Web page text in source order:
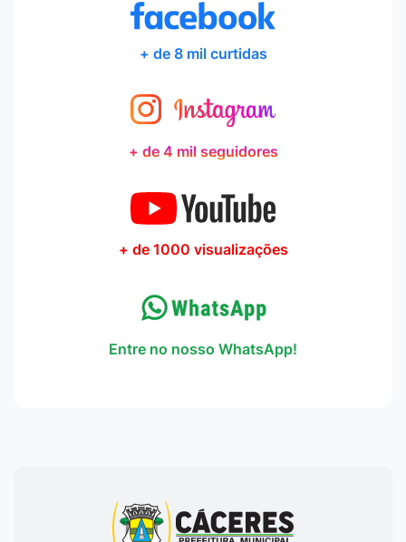
+ de 8 mil curtidas
+ de 4 mil seguidores
+ de 1000 visualizações
Entre no nosso WhatsApp!